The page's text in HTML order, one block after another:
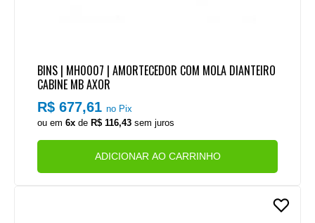
BINS | MH0007 | AMORTECEDOR COM MOLA DIANTEIRO
CABINE MB AXOR
R$ 677,61no Pix
ou em6x de R$ 116,43 sem juros
ADICIONAR AO CARRINHO